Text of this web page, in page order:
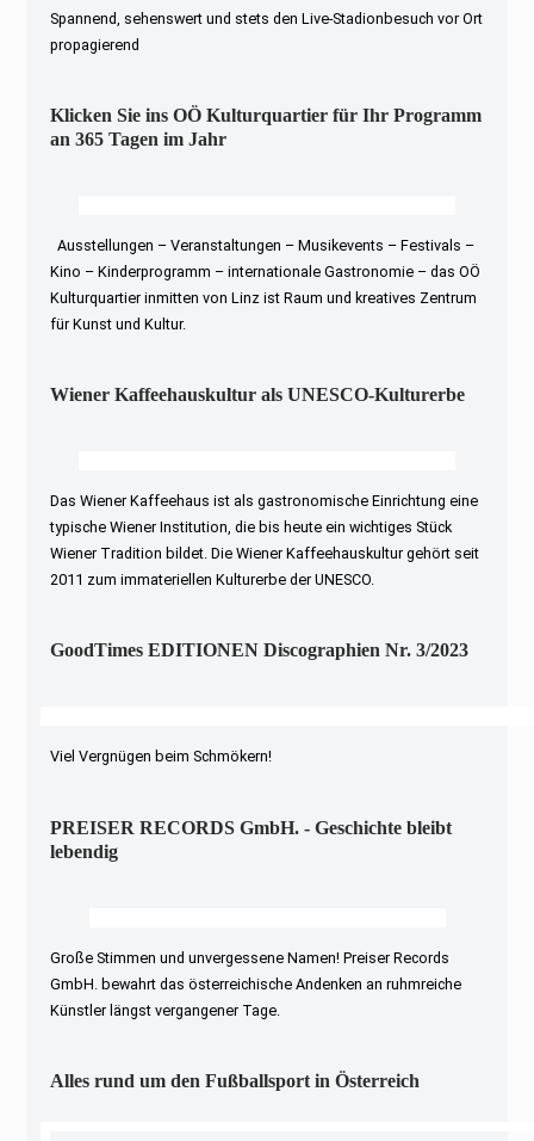
Spannend, sehenswert und stets den Live-Stadionbesuch vor Ort
propagierend
Klicken Sie ins OÖ Kulturquartier für Ihr Programm
an 365 Tagen im Jahr
Ausstellungen – Veranstaltungen – Musikevents – Festivals –
Kino – Kinderprogramm – internationale Gastronomie – das OÖ
Kulturquartier inmitten von Linz ist Raum und kreatives Zentrum
für Kunst und Kultur.
Wiener Kaffeehauskultur als UNESCO-Kulturerbe
Das Wiener Kaffeehaus ist als gastronomische Einrichtung eine
typische Wiener Institution, die bis heute ein wichtiges Stück
Wiener Tradition bildet. Die Wiener Kaffeehauskultur gehört seit
2011 zum immateriellen Kulturerbe der UNESCO.
GoodTimes EDITIONEN Discographien Nr. 3/2023
Viel Vergnügen beim Schmökern!
PREISER RECORDS GmbH. - Geschichte bleibt
lebendig
Große Stimmen und unvergessene Namen! Preiser Records
GmbH. bewahrt das österreichische Andenken an ruhmreiche
Künstler längst vergangener Tage.
Alles rund um den Fußballsport in Österreich